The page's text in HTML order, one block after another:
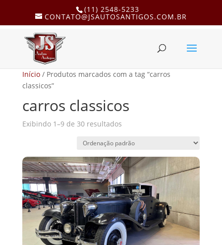
(11) 2548-5233
CONTATO@JSAUTOSANTIGOS.COM.BR
Início/ Produtos marcados com a tag “carros
classicos”
carros classicos
Exibindo 1–9 de 30 resultados